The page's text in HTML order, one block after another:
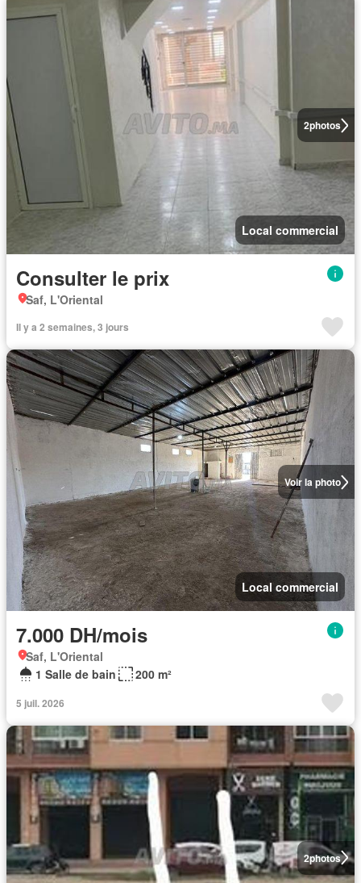
2photos
Local commercial
Consulter le prix
Saf, L'Oriental
Il y a 2 semaines, 3 jours
Voir la photo
Local commercial
7.000 DH/mois
Saf, L'Oriental
1 Salle de bain
200 m²
5 juil. 2026
2photos